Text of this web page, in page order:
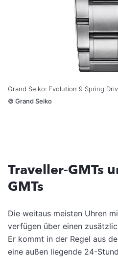
Grand Seiko: Evolution 9 Spring
© Grand Seiko
Traveller-GMTs
GMTs
Die weitaus meisten Uhren
verfügen über einen
Er kommt in der Regel aus
eine außen liegende 24-